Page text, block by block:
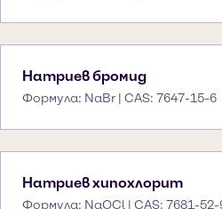
Натриев бромид
Формула: NaBr | CAS: 7647-15-6
Натриев хипохлорит
Формула: NaOCl | CAS: 7681-